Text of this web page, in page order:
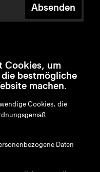
Absenden
Cookies, um
bestmögliche
machen.
Cookies, die
Daten